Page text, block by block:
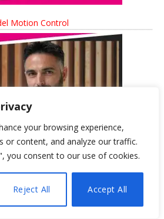
your browsing experience,
or content, and analyze our traffic.
you consent to our use of cookies.
Reject All Accept All
Motion Control